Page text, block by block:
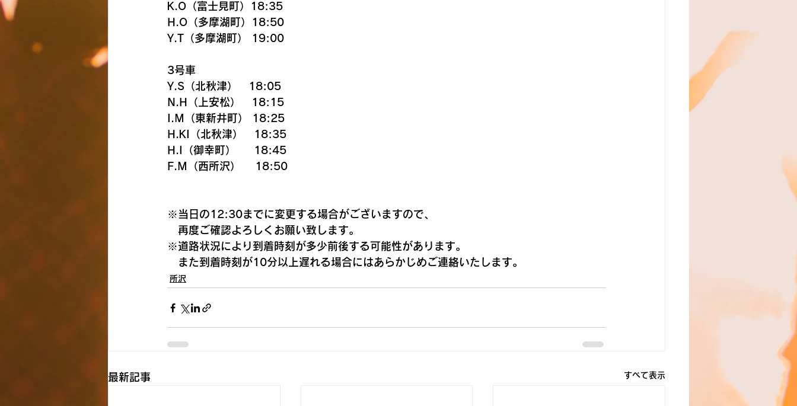
K.O（富士見町）18:35
H.O（多摩湖町）18:50
Y.T（多摩湖町） 19:00
3号車
Y.S（北秋津）　18:05
N.H（上安松）   18:15
I.M（東新井町） 18:25
H.KI（北秋津）　18:35
H.I（御幸町）　  18:45
F.M（西所沢）    18:50
※当日の12:30までに変更する場合がございますので、
再度ご確認よろしくお願い致します。
※道路状況により到着時刻が多少前後する可能性があります。
また到着時刻が10分以上遅れる場合にはあらかじめご連絡いたします。
所沢
最新記事 すべて表示